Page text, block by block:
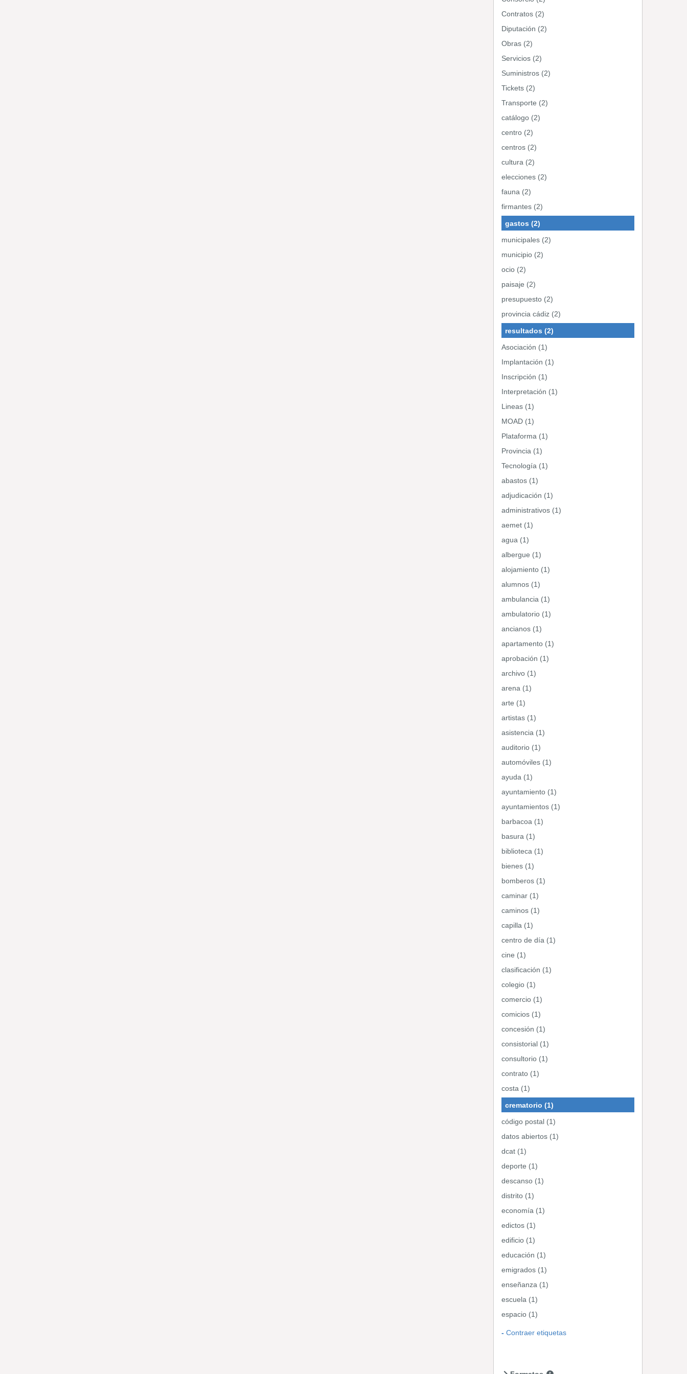
Contratos (2)
Diputación (2)
Obras (2)
Servicios (2)
Suministros (2)
Tickets (2)
Transporte (2)
catálogo (2)
centro (2)
centros (2)
cultura (2)
elecciones (2)
fauna (2)
firmantes (2)
gastos (2)
municipales (2)
municipio (2)
ocio (2)
paisaje (2)
presupuesto (2)
provincia cádiz (2)
resultados (2)
Asociación (1)
Implantación (1)
Inscripción (1)
Interpretación (1)
Lineas (1)
MOAD (1)
Plataforma (1)
Provincia (1)
Tecnología (1)
abastos (1)
adjudicación (1)
administrativos (1)
aemet (1)
agua (1)
albergue (1)
alojamiento (1)
alumnos (1)
ambulancia (1)
ambulatorio (1)
ancianos (1)
apartamento (1)
aprobación (1)
archivo (1)
arena (1)
arte (1)
artistas (1)
asistencia (1)
auditorio (1)
automóviles (1)
ayuda (1)
ayuntamiento (1)
ayuntamientos (1)
barbacoa (1)
basura (1)
biblioteca (1)
bienes (1)
bomberos (1)
caminar (1)
caminos (1)
capilla (1)
centro de día (1)
cine (1)
clasificación (1)
colegio (1)
comercio (1)
comicios (1)
concesión (1)
consistorial (1)
consultorio (1)
contrato (1)
costa (1)
crematorio (1)
código postal (1)
datos abiertos (1)
dcat (1)
deporte (1)
descanso (1)
distrito (1)
economía (1)
edictos (1)
edificio (1)
educación (1)
emigrados (1)
enseñanza (1)
escuela (1)
espacio (1)
Contraer etiquetas